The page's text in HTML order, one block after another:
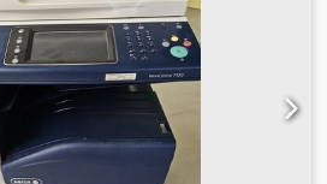
korištenja (manje ogrebotine ili
i ispravan. Pakiranje i dostava:
uređaj tijekom našeg
vas da se dogovorite za termin!
otporno na morsku vodu i
Za dodatne informacije
i osobno.